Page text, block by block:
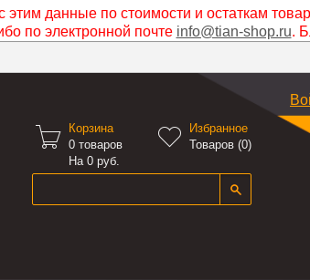
данные по стоимости и остаткам
по электронной почте info@tian-shop.ru.

Корзина
0товаров
На 0 руб.

Избранное
Товаров (0)